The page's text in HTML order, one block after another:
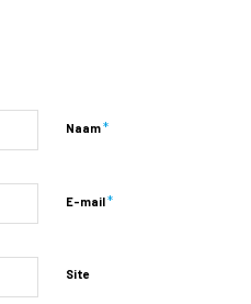
Naam*
E-mail*
Site